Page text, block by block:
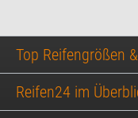
Top Reifengrößen
Reifen24 im